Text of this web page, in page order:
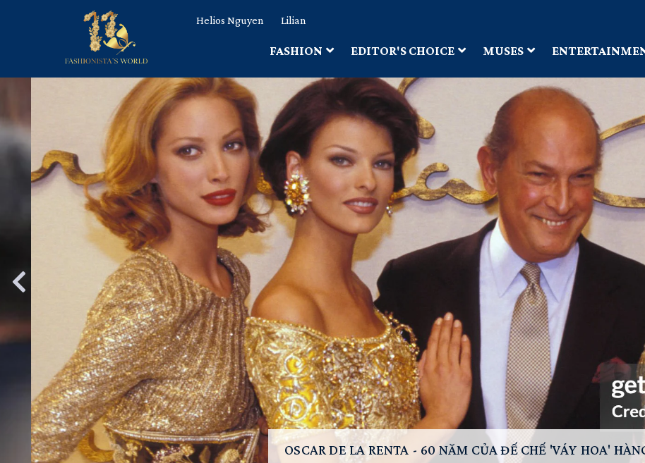
Helios Nguyen Lilian
FASHION EDITOR'S CHOICE MUSES
OSCAR DE LA RENTA - 60 NĂM CỦA ĐẾ CHẾ 'VÁY HOA' HÀNG